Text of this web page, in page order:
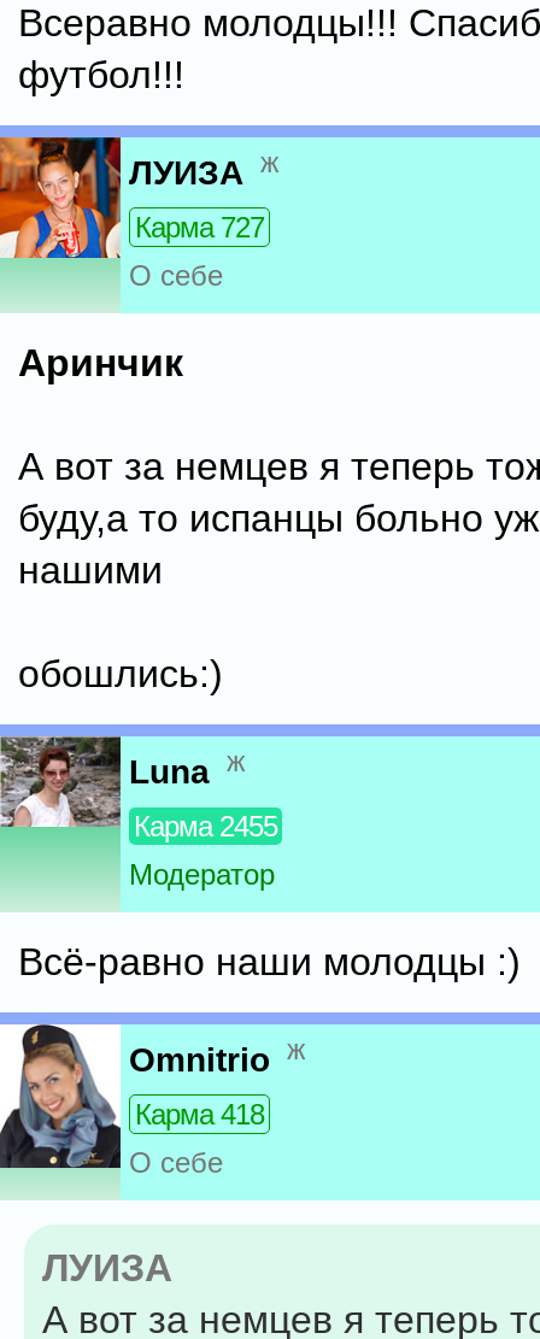
Всеравно молодцы!!!
футбол!!!
ЛУИЗА ж
Карма 727
О себе
Аринчик
А вот за немцев я теперь
буду,а то испанцы больно
нашими
обошлись:)
Luna ж
Карма 2455
Модератор
Всё-равно наши молодцы :)
Omnitrio ж
Карма 418
О себе
ЛУИЗА
А вот за немцев я теперь